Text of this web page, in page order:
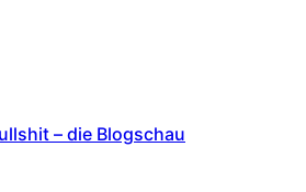
– die Blogschau